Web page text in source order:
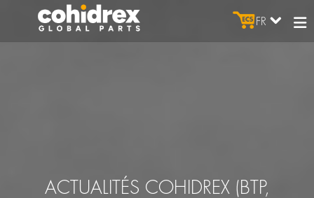
FR
ACTUALITÉS COHIDREX (BTP,